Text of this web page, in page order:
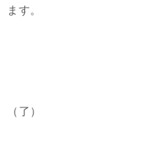
ます。
（了）